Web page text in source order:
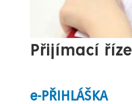
Přijímací
e-PŘIHLÁŠKA